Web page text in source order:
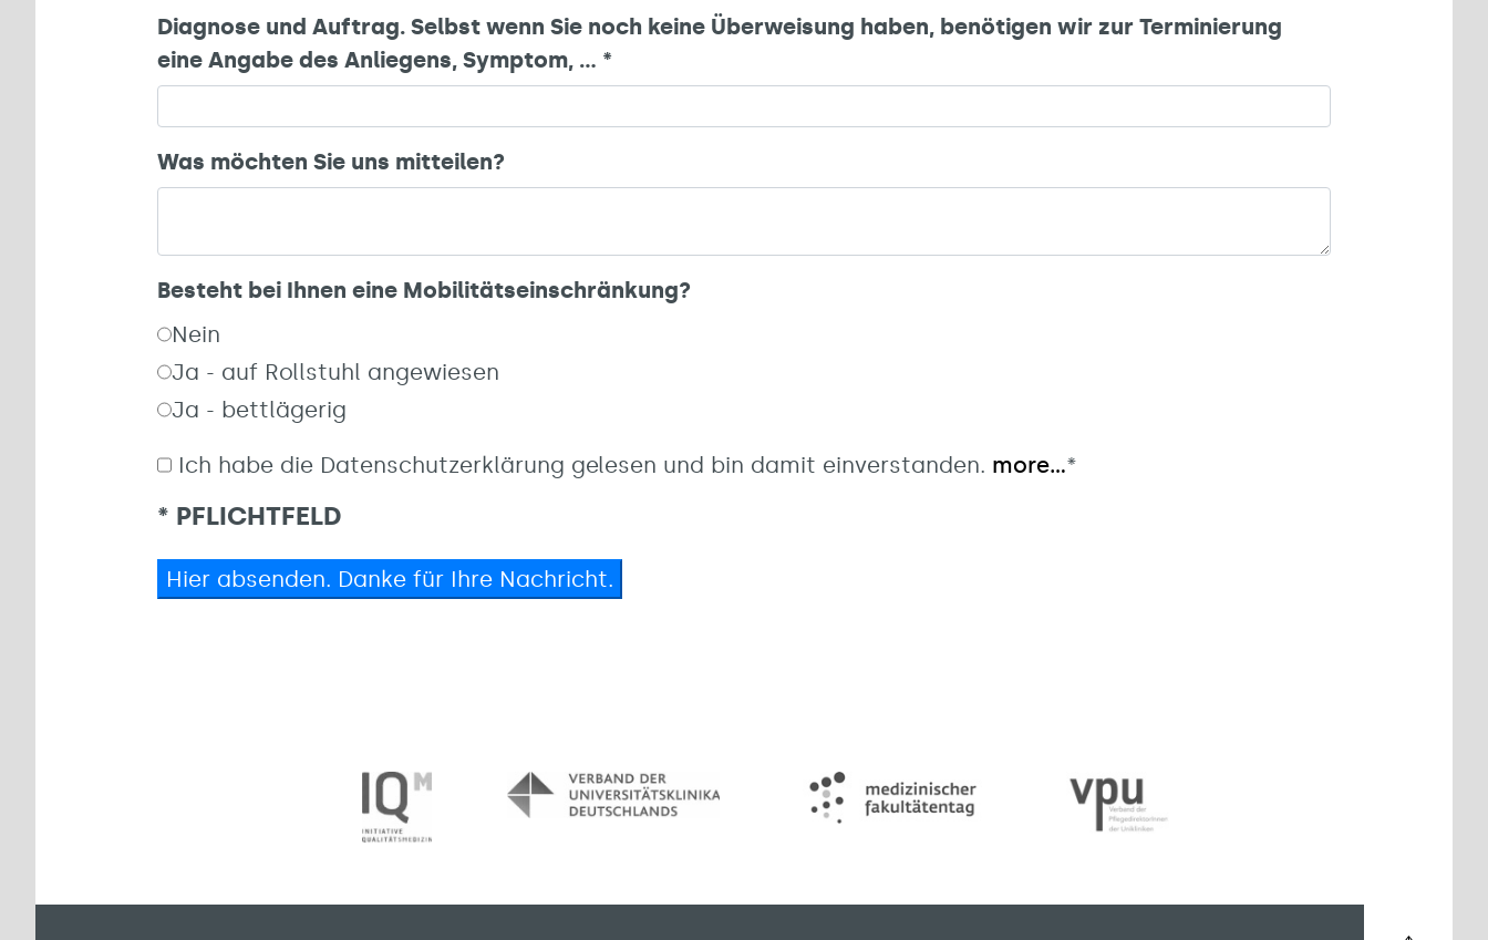
Diagnose und Auftrag. Selbst wenn Sie noch keine Überweisung haben, benötigen wir zur Terminierung
eine Angabe des Anliegens, Symptom, … *
Was möchten Sie uns mitteilen?
Besteht bei Ihnen eine Mobilitätseinschränkung?
Nein
Ja - auf Rollstuhl angewiesen
Ja - bettlägerig
Ich habe die Datenschutzerklärung gelesen und bin damit einverstanden. more...*
* PFLICHTFELD
Hier absenden. Danke für Ihre Nachricht.